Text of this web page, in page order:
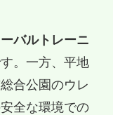
バルトレーニ
。一方、平地
合公園のウレ
全な環境での